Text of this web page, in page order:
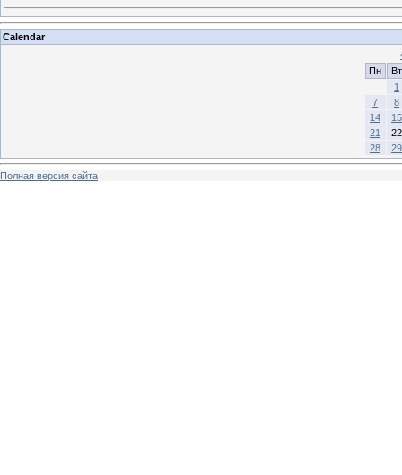
Calendar
Пн
Вт
1
7
8
14
15
21
22
28
29
Полная версия сайта